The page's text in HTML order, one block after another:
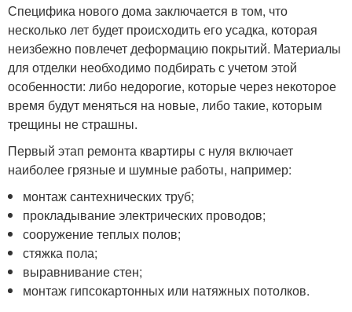
Специфика нового дома заключается в том, что
несколько лет будет происходить его усадка, которая
неизбежно повлечет деформацию покрытий. Материалы
для отделки необходимо подбирать с учетом этой
особенности: либо недорогие, которые через некоторое
время будут меняться на новые, либо такие, которым
трещины не страшны.
Первый этап ремонта квартиры с нуля включает
наиболее грязные и шумные работы, например:
монтаж сантехнических труб;
прокладывание электрических проводов;
сооружение теплых полов;
стяжка пола;
выравнивание стен;
монтаж гипсокартонных или натяжных потолков.